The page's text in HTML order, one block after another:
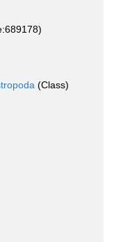
(Class)